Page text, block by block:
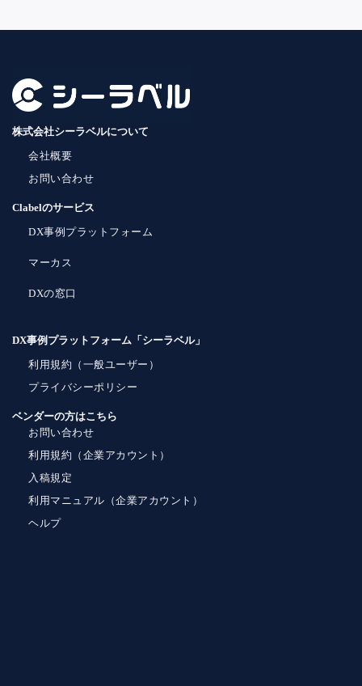
株式会社シーラベルについて
会社概要
お問い合わせ
Clabelのサービス
DX事例プラットフォーム
マーカス
DXの窓口
DX事例プラットフォーム「シーラベル」
利用規約（一般ユーザー）
プライバシーポリシー
ベンダーの方はこちら
お問い合わせ
利用規約（企業アカウント）
入稿規定
利用マニュアル（企業アカウント）
ヘルプ